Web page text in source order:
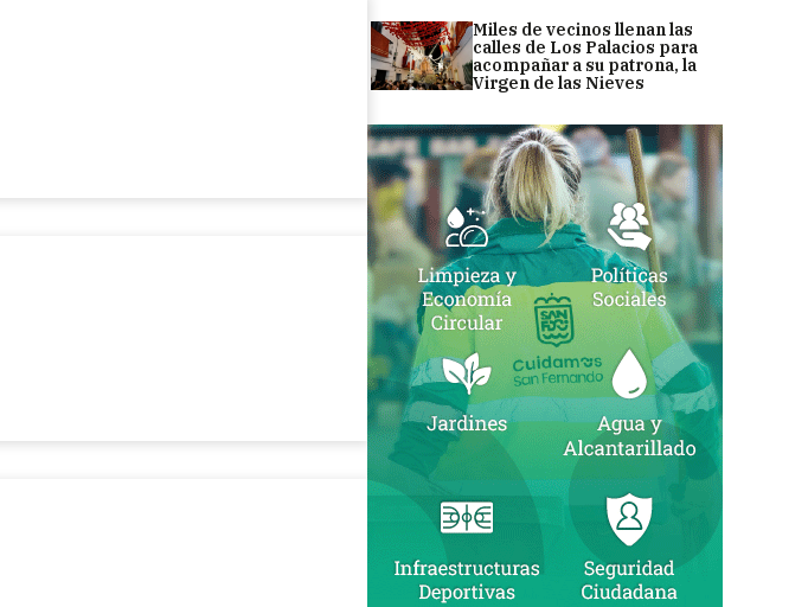
Miles de vecinos llenan las
calles de Los Palacios para
acompañar a su patrona, la
Virgen de las Nieves